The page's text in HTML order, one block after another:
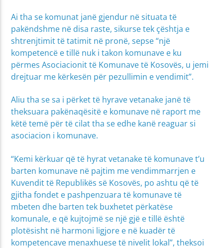
Ai tha se komunat janë gjendur në situata të
pakëndshme në disa raste, sikurse tek çështja e
shtrenjtimit të tatimit në pronë, sepse “një
kompetencë e tillë nuk i takon komunave e ku
përmes Asociacionit të Komunave të Kosovës, u jemi
drejtuar me kërkesën për pezullimin e vendimit”.
Aliu tha se sa i përket të hyrave vetanake janë të
theksuara pakënaqësitë e komunave në raport me
këtë temë për të cilat tha se edhe kanë reaguar si
asociacion i komunave.
“Kemi kërkuar që të hyrat vetanake të komunave t’u
barten komunave në pajtim me vendimmarrjen e
Kuvendit të Republikës së Kosovës, po ashtu që të
gjitha fondet e pashpenzuara të komunave të
mbeten dhe barten tek buxhetet përkatëse
komunale, e që kujtojmë se një gjë e tillë është
plotësisht në harmoni ligjore e në kuadër të
kompetencave menaxhuese të nivelit lokal”, theksoi